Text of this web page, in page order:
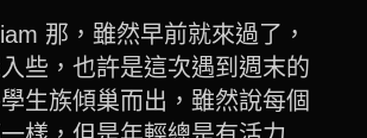
那，雖然早前就來過了，
些，也許是這次遇到週末的
生族傾巢而出，雖然說每個